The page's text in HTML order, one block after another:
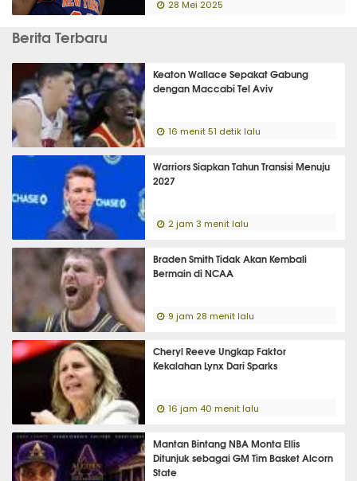
28 Mei 2025
Berita Terbaru
Keaton Wallace Sepakat Gabung
dengan Maccabi Tel Aviv
16 menit 51 detik lalu
Warriors Siapkan Tahun Transisi Menuju
2027
2 jam 3 menit lalu
Braden Smith Tidak Akan Kembali
Bermain di NCAA
9 jam 28 menit lalu
Cheryl Reeve Ungkap Faktor
Kekalahan Lynx Dari Sparks
16 jam 40 menit lalu
Mantan Bintang NBA Monta Ellis
Ditunjuk sebagai GM Tim Basket Alcorn
State